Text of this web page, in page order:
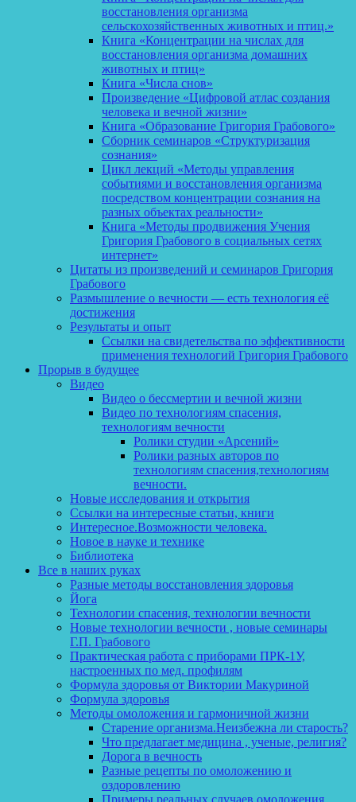
восстановления организма
сельскохозяйственных животных и птиц.»
Книга «Концентрации на числах для
восстановления организма домашних
животных и птиц»
Книга «Числа снов»
Произведение «Цифровой атлас создания
человека и вечной жизни»
Книга «Образование Григория Грабового»
Сборник семинаров «Структуризация
сознания»
Цикл лекций «Методы управления
событиями и восстановления организма
посредством концентрации сознания на
разных объектах реальности»
Книга «Методы продвижения Учения
Григория Грабового в социальных сетях
интернет»
Цитаты из произведений и семинаров Григория
Грабового
Размышление о вечности — есть технология её
достижения
Результаты и опыт
Ссылки на свидетельства по эффективности
применения технологий Григория Грабового
Прорыв в будущее
Видео
Видео о бессмертии и вечной жизни
Видео по технологиям спасения,
технологиям вечности
Ролики студии «Арсений»
Ролики разных авторов по
технологиям спасения,технологиям
вечности.
Новые исследования и открытия
Ссылки на интересные статьи, книги
Интересное.Возможности человека.
Новое в науке и технике
Библиотека
Все в наших руках
Разные методы восстановления здоровья
Йога
Технологии спасения, технологии вечности
Новые технологии вечности , новые семинары
Г.П. Грабового
Практическая работа с приборами ПРК-1У,
настроенных по мед. профилям
Формула здоровья от Виктории Макуриной
Формула здоровья
Методы омоложения и гармоничной жизни
Старение организма.Неизбежна ли старость?
Что предлагает медицина , ученые, религия?
Дорога в вечность
Разные рецепты по омоложению и
оздоровлению